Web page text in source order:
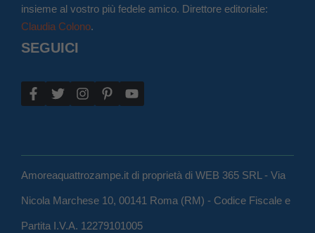
insieme al vostro più fedele amico. Direttore editoriale:
Claudia Colono.
SEGUICI
Amoreaquattrozampe.it di proprietà di WEB 365 SRL - Via
Nicola Marchese 10, 00141 Roma (RM) - Codice Fiscale e
Partita I.V.A. 12279101005